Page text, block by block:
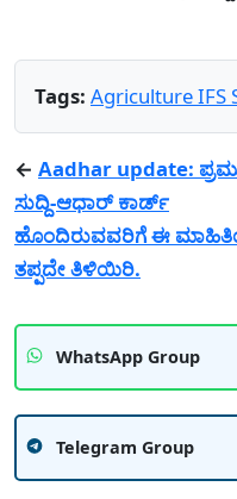
Tags: Agriculture IFS
← Aadhar update:
ಸುದ್ದಿ-ಆಧಾರ್ ಕಾರ್ಡ್
ಹೊಂದಿರುವವರಿಗೆ ಈ
ತಪ್ಪದೇ ತಿಳಿಯಿರಿ.
WhatsApp Group
Telegram Group